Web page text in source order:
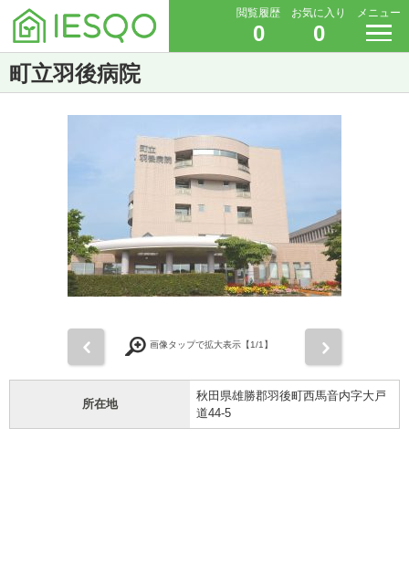
閲覧履歴
0
お気に入り
0
メニュー
町立羽後病院
画像タップで拡大表示【1/1】
所在地
秋田県雄勝郡羽後町西馬音内字大戸
道44-5